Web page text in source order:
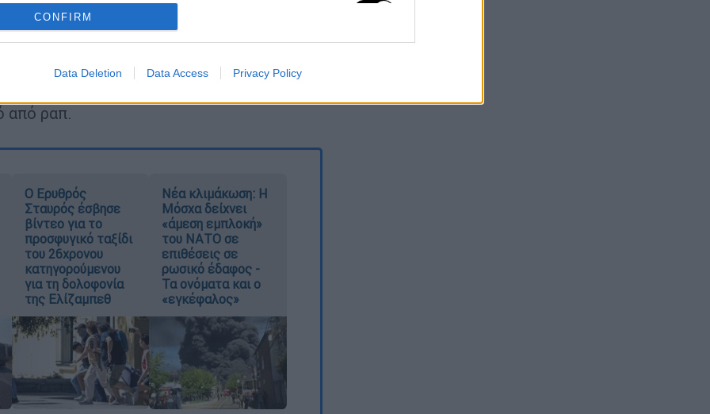
allow Google to enable storage related to security, including
functionality and fraud prevention, and other user protection.
CONFIRM
Data Deletion Data Access Privacy Policy
τη διάθεση του Action24 να
προσελκύοντας νεότερα κοινά
με τον χώρο του ποδοσφαίρου
υπόσχεται να είναι μία βραδιά γεμάτη
από ραπ.
Ο Ερυθρός
Σταυρός έσβησε
βίντεο για το
προσφυγικό ταξίδι
του 26χρονου
κατηγορούμενου
για τη δολοφονία
της Ελίζαμπεθ
Νέα κλιμάκωση: Η
Μόσχα δείχνει
«άμεση εμπλοκή»
του ΝΑΤΟ σε
επιθέσεις σε
ρωσικό έδαφος -
Τα ονόματα και ο
«εγκέφαλος»